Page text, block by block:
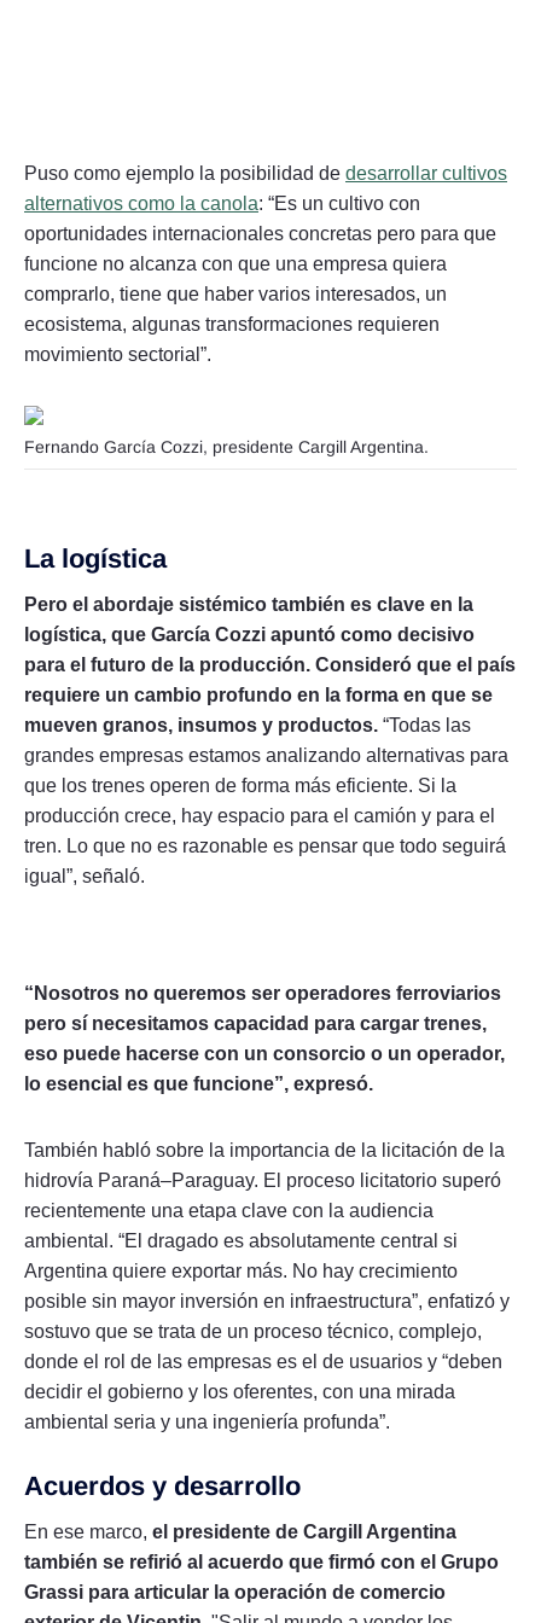
Puso como ejemplo la posibilidad de desarrollar cultivos
alternativos como la canola: “Es un cultivo con
oportunidades internacionales concretas pero para que
funcione no alcanza con que una empresa quiera
comprarlo, tiene que haber varios interesados, un
ecosistema, algunas transformaciones requieren
movimiento sectorial”.
Fernando García Cozzi, presidente Cargill Argentina.
La logística
Pero el abordaje sistémico también es clave en la
logística, que García Cozzi apuntó como decisivo
para el futuro de la producción. Consideró que el país
requiere un cambio profundo en la forma en que se
mueven granos, insumos y productos. “Todas las
grandes empresas estamos analizando alternativas para
que los trenes operen de forma más eficiente. Si la
producción crece, hay espacio para el camión y para el
tren. Lo que no es razonable es pensar que todo seguirá
igual”, señaló.
“Nosotros no queremos ser operadores ferroviarios
pero sí necesitamos capacidad para cargar trenes,
eso puede hacerse con un consorcio o un operador,
lo esencial es que funcione”, expresó.
También habló sobre la importancia de la licitación de la
hidrovía Paraná–Paraguay. El proceso licitatorio superó
recientemente una etapa clave con la audiencia
ambiental. “El dragado es absolutamente central si
Argentina quiere exportar más. No hay crecimiento
posible sin mayor inversión en infraestructura”, enfatizó y
sostuvo que se trata de un proceso técnico, complejo,
donde el rol de las empresas es el de usuarios y “deben
decidir el gobierno y los oferentes, con una mirada
ambiental seria y una ingeniería profunda”.
Acuerdos y desarrollo
En ese marco, el presidente de Cargill Argentina
también se refirió al acuerdo que firmó con el Grupo
Grassi para articular la operación de comercio